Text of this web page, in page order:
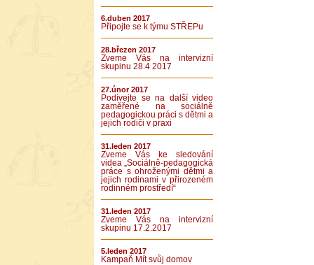
6.duben 2017
Připojte se k týmu STŘEPu
28.březen 2017
Zveme Vás na intervizní
skupinu 28.4 2017
27.únor 2017
Podívejte se na další video
zaměřené na sociálně
pedagogickou práci s dětmi a
jejich rodiči v praxi
31.leden 2017
Zveme Vás ke sledování
videa „Sociálně-pedagogická
práce s ohroženými dětmi a
jejich rodinami v přirozeném
rodinném prostředí“
31.leden 2017
Zveme Vás na intervizní
skupinu 17.2.2017
5.leden 2017
Kampaň Mít svůj domov